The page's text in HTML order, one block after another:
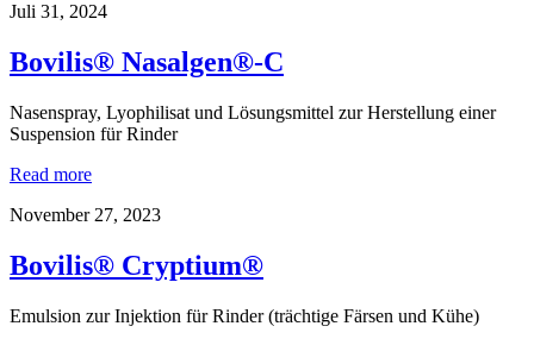
Juli 31, 2024
Bovilis® Nasalgen®-C
Nasenspray, Lyophilisat und Lösungsmittel zur Herstellung einer
Suspension für Rinder
Read more
November 27, 2023
Bovilis® Cryptium®
Emulsion zur Injektion für Rinder (trächtige Färsen und Kühe)